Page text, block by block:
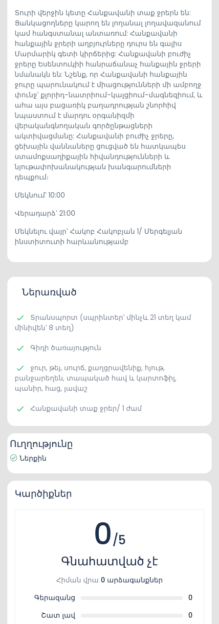
Տուրի վերջին կետը Հանքավանի տաք ջրերն են:
Ցանկացողները կարող են լողանալ լողավազանում
կամ հանգստանալ անտառում: Հանքավանի
հանքային ջրերի աղբյուրները դուրս են գալիս
Մարմարիկ գետի կիրճերից: Հանքավանի բուժիչ
ջրերը Եսենտուկիի հանրաճանաչ հանքային ջրերի
նմանակն են: Նշենք, որ Հանքավանի հանքային
ջուրը պարունակում է միացությունների մի ամբողջ
փունջ՝ քլորիդ-նատրիում-կալցիում-մագնեզիում, և
ահա այս բացառիկ բաղադրության շնորհիվ
նպաստում է մարդու օրգանիզմի
վերականգնողական գործընթացների
ակտիվացմանը: Հանքավանի բուժիչ ջրերը,
ցեխային վաննաները ցուցված են հատկապես
ստամոքսաղիքային հիվանդությունների և
նյութափոխանակության խանգարումների
դեպքում։
Մեկնում՝ 10:00
Վերադարձ՝ 21:00
Մեկնելու վայր՝ Հակոբ Հակոբյան 1/ Մերգելյան
ինստիտուտի հարևանությամբ
Ներառված
Տրանսպորտ (սպրինտեր՝ մինչև 21 տեղ կամ
մինիվեն՝ 8 տեղ)
Գիդի ծառայություն
ջուր, թեյ, սուրճ, քաղցրավենիք, հյութ,
բանջարեղեն, տապակած հավ և կարտոֆիլ,
պանիր, հաց, լավաշ
Հանքավանի տաք ջրեր/ 1 ժամ
Ուղղությունը
Ներքին
Կարծիքներ
0/5
Գնահատված չէ
Հիման վրա 0 արձագանքներ
Գերազանց
0
Շատ լավ
0